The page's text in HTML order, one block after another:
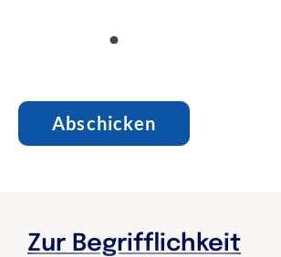
Zur Begrifflichkeit